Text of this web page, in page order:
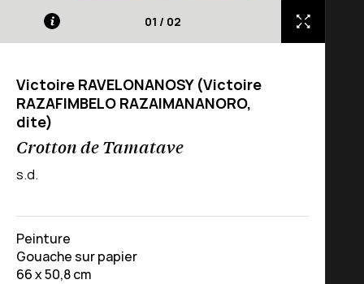
01 / 02
Victoire RAVELONANOSY (Victoire
RAZAFIMBELO RAZAIMANANORO,
dite)
Crotton de Tamatave
s.d.
Peinture
Gouache sur papier
66 x 50,8 cm